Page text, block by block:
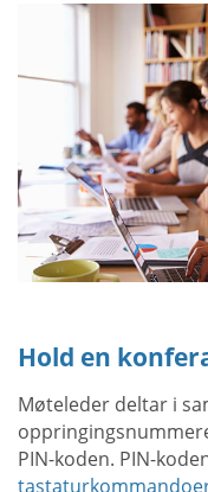
Hold en
Møteleder deltar i
PIN-koden. PIN-